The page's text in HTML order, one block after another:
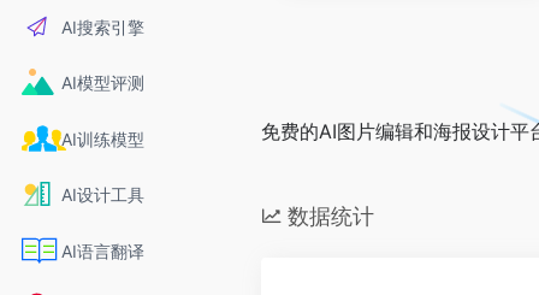
AI搜索引擎
AI模型评测
AI训练模型
AI设计工具
AI语言翻译
免费的AI图片编辑和海报设计平
数据统计